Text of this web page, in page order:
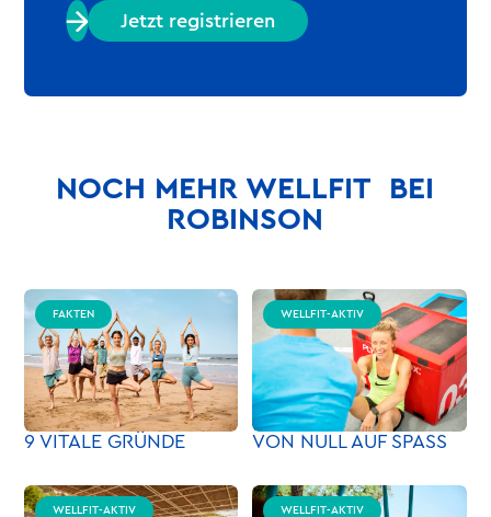
Jetzt registrieren
NOCH MEHR WELLFIT BEI
ROBINSON
FAKTEN
9 VITALE GRÜNDE
WELLFIT-AKTIV
VON NULL AUF SPASS
WELLFIT-AKTIV WELLFIT-AKTIV